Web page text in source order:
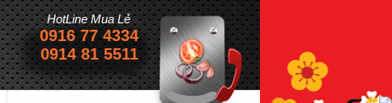
HotLine Mua Lẻ
0916 77 4334
0914 81 5511